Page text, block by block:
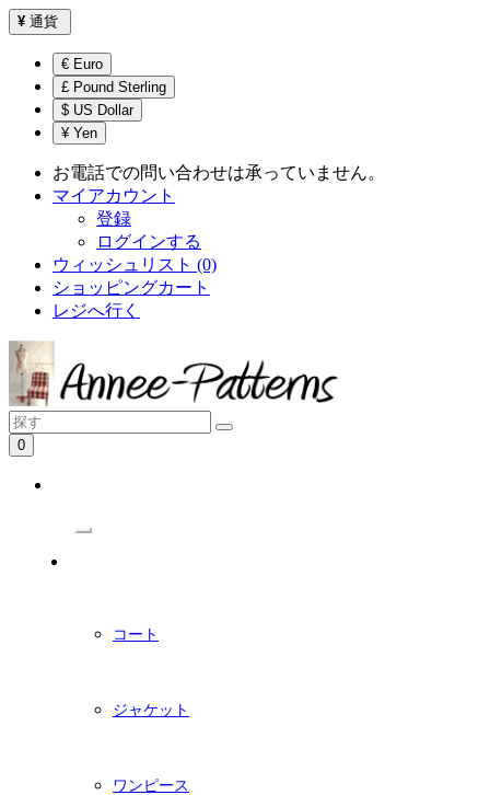
¥ 通貨
€ Euro
£ Pound Sterling
$ US Dollar
¥ Yen
お電話での問い合わせは承っていません。
マイアカウント
登録
ログインする
ウィッシュリスト (0)
ショッピングカート
レジへ行く
0
コート
ジャケット
ワンピース